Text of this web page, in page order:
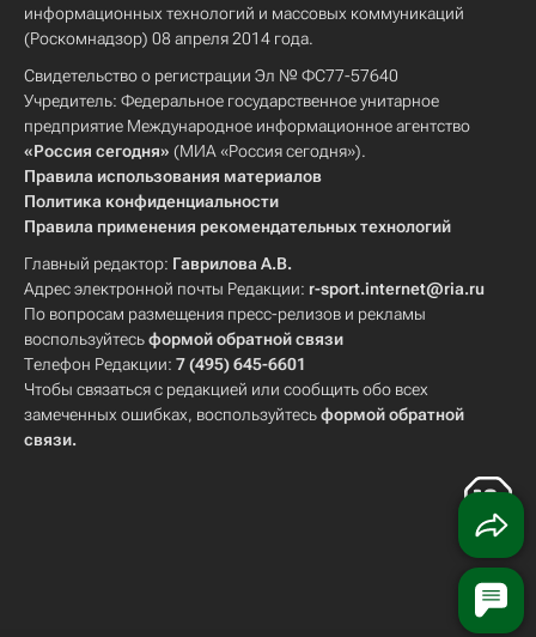
информационных технологий и массовых коммуникаций
(Роскомнадзор) 08 апреля 2014 года.
Свидетельство о регистрации Эл № ФС77-57640
Учредитель: Федеральное государственное унитарное
предприятие Международное информационное агентство
«Россия сегодня» (МИА «Россия сегодня»).
Правила использования материалов
Политика конфиденциальности
Правила применения рекомендательных технологий
Главный редактор: Гаврилова А.В.
Адрес электронной почты Редакции: r-sport.internet@ria.ru
По вопросам размещения пресс-релизов и рекламы
воспользуйтесьформой обратной связи
Телефон Редакции: 7 (495) 645-6601
Чтобы связаться с редакцией или сообщить обо всех
замеченных ошибках, воспользуйтесьформой обратной
связи.